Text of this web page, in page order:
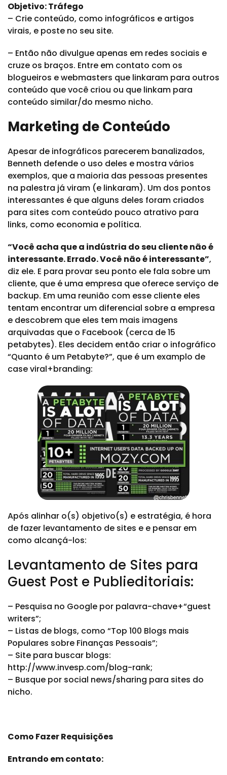
Objetivo: Tráfego
– Crie conteúdo, como infográficos e artigos
virais, e poste no seu site.
– Então não divulgue apenas em redes sociais e
cruze os braços. Entre em contato com os
blogueiros e webmasters que linkaram para outros
conteúdo que você criou ou que linkam para
conteúdo similar/do mesmo nicho.
Marketing de Conteúdo
Apesar de infográficos parecerem banalizados,
Benneth defende o uso deles e mostra vários
exemplos, que a maioria das pessoas presentes
na palestra já viram (e linkaram). Um dos pontos
interessantes é que alguns deles foram criados
para sites com conteúdo pouco atrativo para
links, como economia e política.
“Você acha que a indústria do seu cliente não é
interessante. Errado. Você não é interessante”,
diz ele. E para provar seu ponto ele fala sobre um
cliente, que é uma empresa que oferece serviço de
backup. Em uma reunião com esse cliente eles
tentam encontrar um diferencial sobre a empresa
e descobrem que eles tem mais imagens
arquivadas que o Facebook (cerca de 15
petabytes). Eles decidem então criar o infográfico
“Quanto é um Petabyte?”, que é um examplo de
case viral+branding:
Após alinhar o(s) objetivo(s) e estratégia, é hora
de fazer levantamento de sites e e pensar em
como alcançá-los:
Levantamento de Sites para
Guest Post e Publieditoriais:
– Pesquisa no Google por palavra-chave+“guest
writers”;
– Listas de blogs, como “Top 100 Blogs mais
Populares sobre Finanças Pessoais”;
– Site para buscar blogs:
http://www.invesp.com/blog-rank;
– Busque por social news/sharing para sites do
nicho.
Como Fazer Requisições
Entrando em contato: